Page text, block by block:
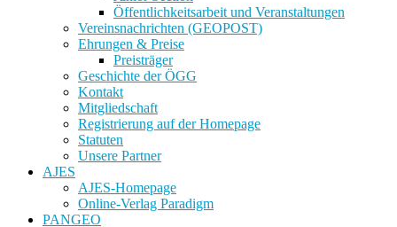
Öffentlichkeitsarbeit und Veranstaltungen
Vereinsnachrichten (GEOPOST)
Ehrungen & Preise
Preisträger
Geschichte der ÖGG
Kontakt
Mitgliedschaft
Registrierung auf der Homepage
Statuten
Unsere Partner
AJES
AJES-Homepage
Online-Verlag Paradigm
PANGEO